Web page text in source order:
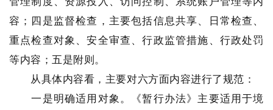
容；四是监督检查，主要包括信息共享、日常检查、
重点检查对象、安全审查、行政监管措施、行政处罚
等内容；五是附则。
从具体内容看，主要对六方面内容进行了规范：
一是明确适用对象。《暂行办法》主要适用于境